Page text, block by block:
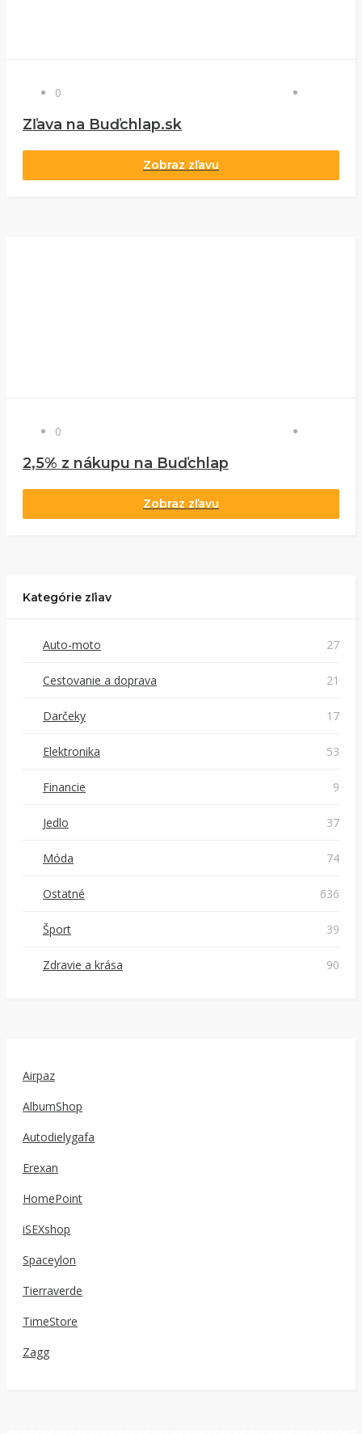
0
Zľava na Buďchlap.sk
Zobraz zľavu
0
2,5% z nákupu na Buďchlap
Zobraz zľavu
Kategórie zľiav
Auto-moto 27
Cestovanie a doprava 21
Darčeky 17
Elektronika 53
Financie 9
Jedlo 37
Móda 74
Ostatné 636
Šport 39
Zdravie a krása 90
Airpaz
AlbumShop
Autodielygafa
Erexan
HomePoint
iSEXshop
Spaceylon
Tierraverde
TimeStore
Zagg